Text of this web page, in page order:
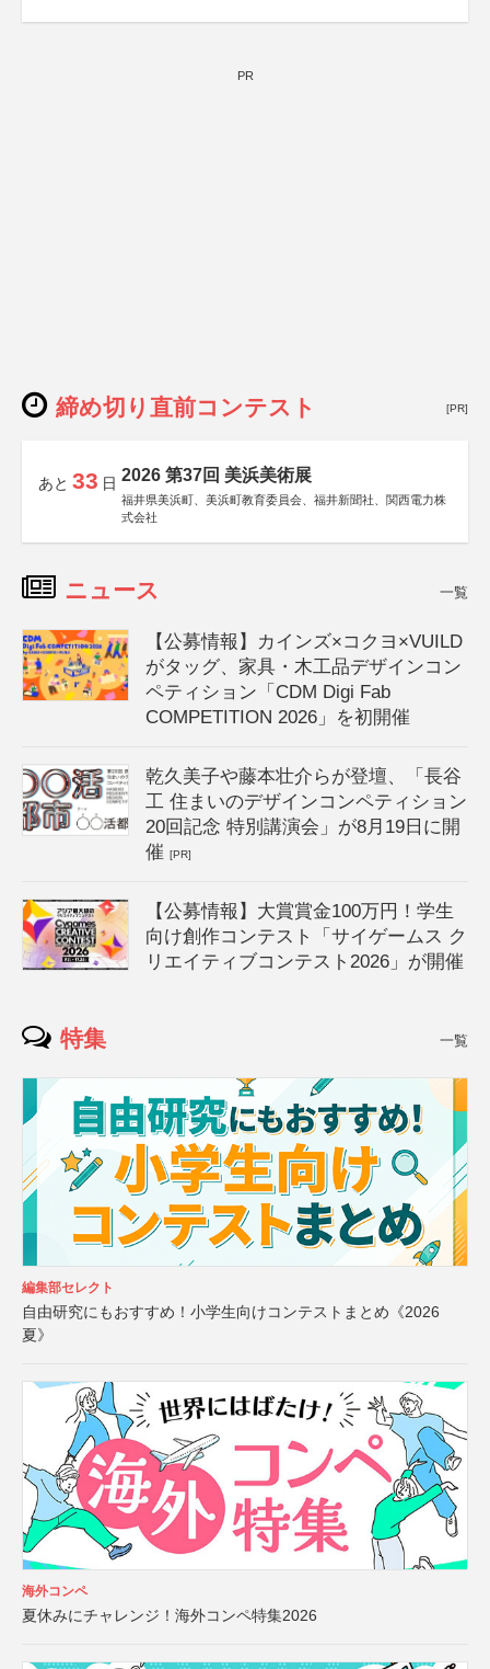
PR
締め切り直前コンテスト [PR]
あと 33 日 2026 第37回 美浜美術展
福井県美浜町、美浜町教育委員会、福井新聞社、関西電力株
式会社
ニュース 一覧
【公募情報】カインズ×コクヨ×VUILD
がタッグ、家具・木工品デザインコン
ペティション「CDM Digi Fab
COMPETITION 2026」を初開催
乾久美子や藤本壮介らが登壇、「長谷
工 住まいのデザインコンペティション
20回記念 特別講演会」が8月19日に開
催[PR]
【公募情報】大賞賞金100万円！学生
向け創作コンテスト「サイゲームス ク
リエイティブコンテスト2026」が開催
特集 一覧
編集部セレクト
自由研究にもおすすめ！小学生向けコンテストまとめ《2026
夏》
海外コンペ
夏休みにチャレンジ！海外コンペ特集2026